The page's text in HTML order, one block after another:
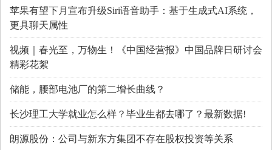
苹果有望下月宣布升级Siri语音助手：基于生成式AI系统，
更具聊天属性
视频｜春光至，万物生！《中国经营报》中国品牌日研讨会
精彩花絮
储能，腰部电池厂的第二增长曲线？
长沙理工大学就业怎么样？毕业生都去哪了？最新数据!
朗源股份：公司与新东方集团不存在股权投资等关系